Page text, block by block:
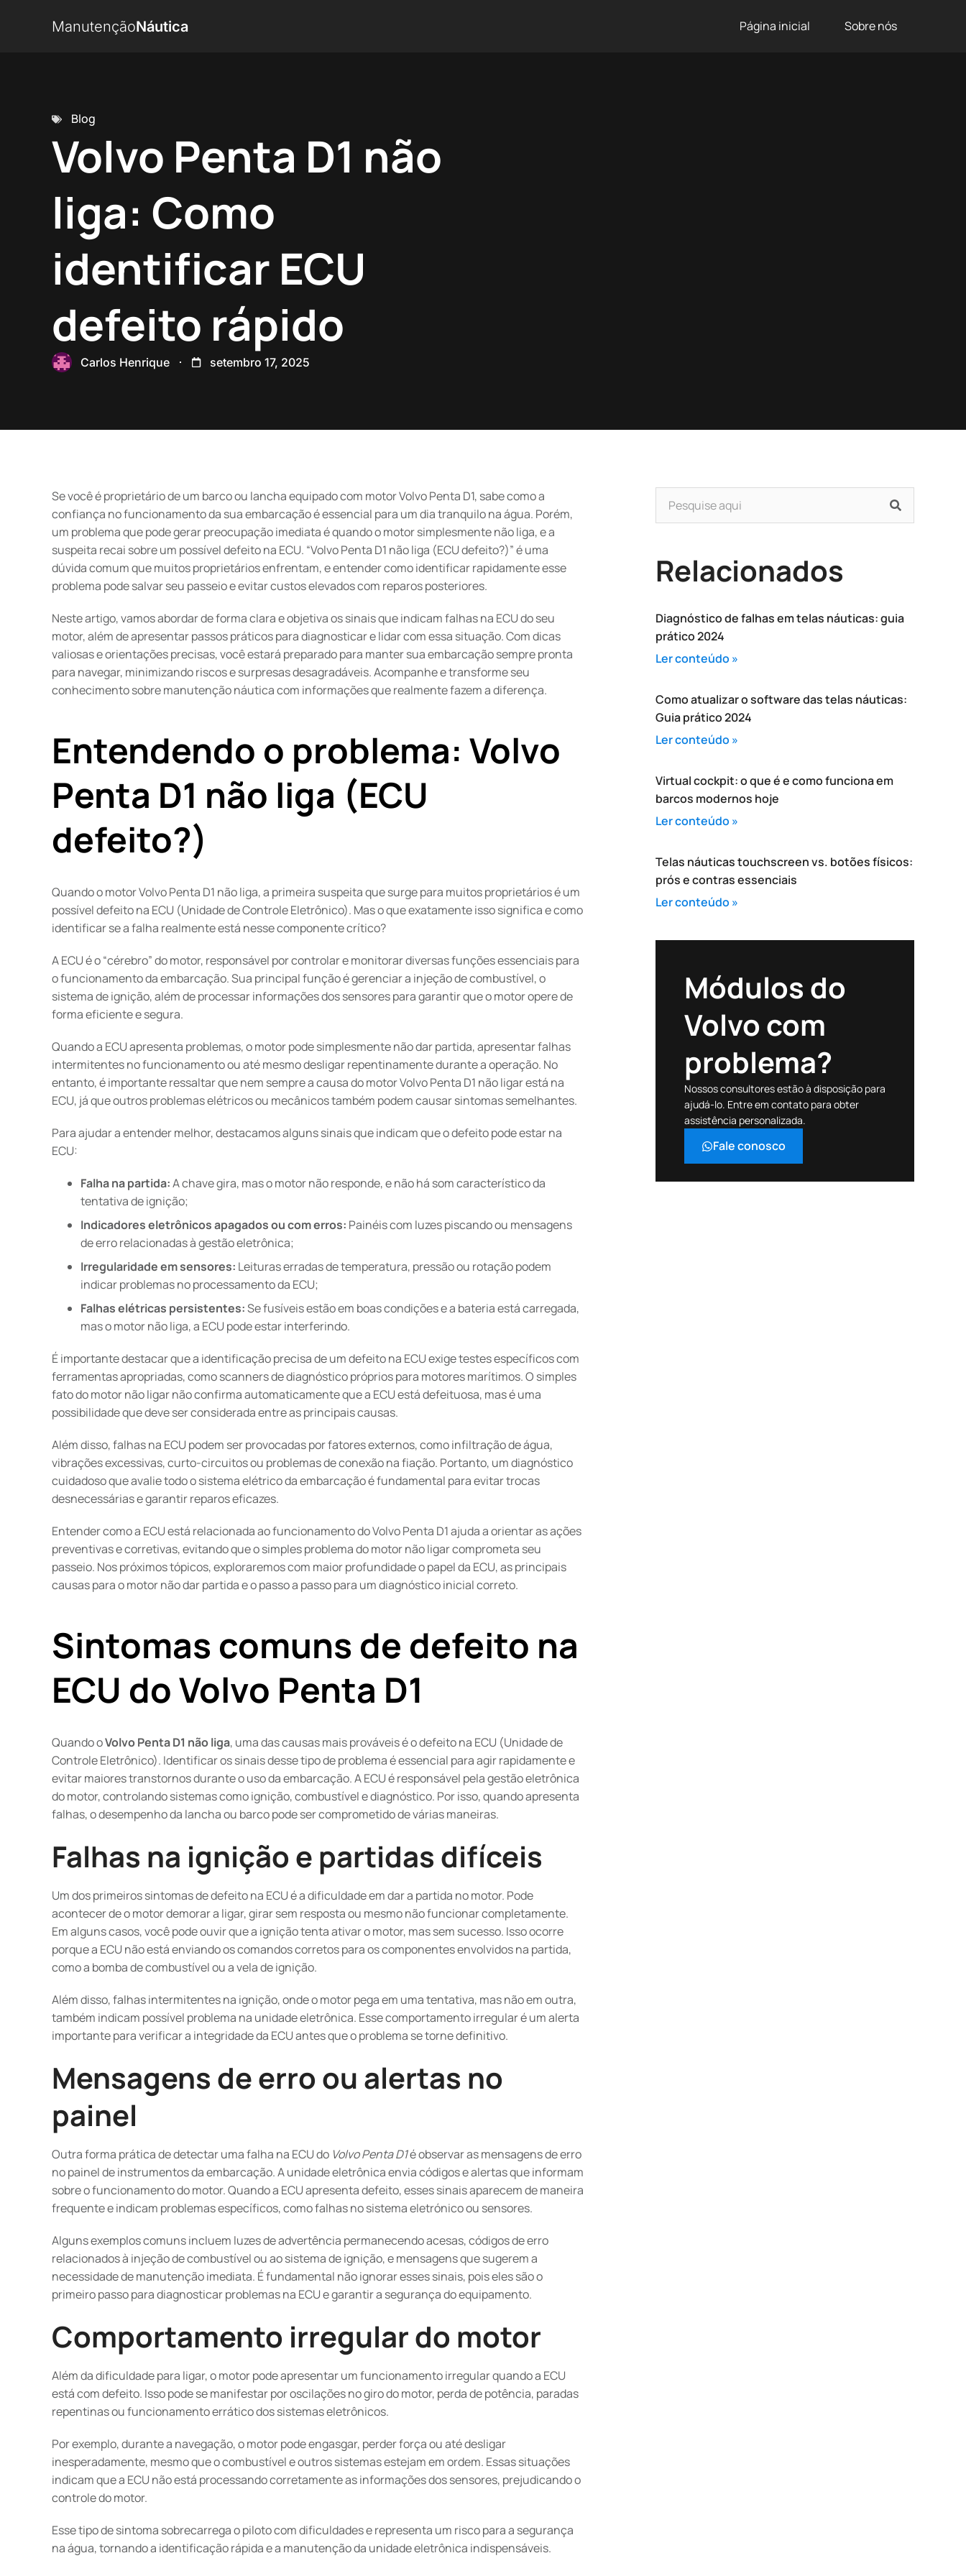
ManutençãoNáutica Página inicial Sobre nós
Blog
Volvo Penta D1 não
liga: Como
identificar ECU
defeito rápido
Carlos Henrique setembro 17, 2025
Se você é proprietário de um barco ou lancha equipado com motor Volvo Penta D1, sabe como a
confiança no funcionamento da sua embarcação é essencial para um dia tranquilo na água. Porém,
um problema que pode gerar preocupação imediata é quando o motor simplesmente não liga, e a
suspeita recai sobre um possível defeito na ECU. “Volvo Penta D1 não liga (ECU defeito?)” é uma
dúvida comum que muitos proprietários enfrentam, e entender como identificar rapidamente esse
problema pode salvar seu passeio e evitar custos elevados com reparos posteriores.
Neste artigo, vamos abordar de forma clara e objetiva os sinais que indicam falhas na ECU do seu
motor, além de apresentar passos práticos para diagnosticar e lidar com essa situação. Com dicas
valiosas e orientações precisas, você estará preparado para manter sua embarcação sempre pronta
para navegar, minimizando riscos e surpresas desagradáveis. Acompanhe e transforme seu
conhecimento sobre manutenção náutica com informações que realmente fazem a diferença.
Entendendo o problema: Volvo
Penta D1 não liga (ECU
defeito?)
Quando o motor Volvo Penta D1 não liga, a primeira suspeita que surge para muitos proprietários é um
possível defeito na ECU (Unidade de Controle Eletrônico). Mas o que exatamente isso significa e como
identificar se a falha realmente está nesse componente crítico?
A ECU é o “cérebro” do motor, responsável por controlar e monitorar diversas funções essenciais para
o funcionamento da embarcação. Sua principal função é gerenciar a injeção de combustível, o
sistema de ignição, além de processar informações dos sensores para garantir que o motor opere de
forma eficiente e segura.
Quando a ECU apresenta problemas, o motor pode simplesmente não dar partida, apresentar falhas
intermitentes no funcionamento ou até mesmo desligar repentinamente durante a operação. No
entanto, é importante ressaltar que nem sempre a causa do motor Volvo Penta D1 não ligar está na
ECU, já que outros problemas elétricos ou mecânicos também podem causar sintomas semelhantes.
Para ajudar a entender melhor, destacamos alguns sinais que indicam que o defeito pode estar na
ECU:
Falha na partida:A chave gira, mas o motor não responde, e não há som característico da
tentativa de ignição;
Indicadores eletrônicos apagados ou com erros: Painéis com luzes piscando ou mensagens
de erro relacionadas à gestão eletrônica;
Irregularidade em sensores: Leituras erradas de temperatura, pressão ou rotação podem
indicar problemas no processamento da ECU;
Falhas elétricas persistentes:Se fusíveis estão em boas condições e a bateria está carregada,
mas o motor não liga, a ECU pode estar interferindo.
É importante destacar que a identificação precisa de um defeito na ECU exige testes específicos com
ferramentas apropriadas, como scanners de diagnóstico próprios para motores marítimos. O simples
fato do motor não ligar não confirma automaticamente que a ECU está defeituosa, mas é uma
possibilidade que deve ser considerada entre as principais causas.
Além disso, falhas na ECU podem ser provocadas por fatores externos, como infiltração de água,
vibrações excessivas, curto-circuitos ou problemas de conexão na fiação. Portanto, um diagnóstico
cuidadoso que avalie todo o sistema elétrico da embarcação é fundamental para evitar trocas
desnecessárias e garantir reparos eficazes.
Entender como a ECU está relacionada ao funcionamento do Volvo Penta D1 ajuda a orientar as ações
preventivas e corretivas, evitando que o simples problema do motor não ligar comprometa seu
passeio. Nos próximos tópicos, exploraremos com maior profundidade o papel da ECU, as principais
causas para o motor não dar partida e o passo a passo para um diagnóstico inicial correto.
Sintomas comuns de defeito na
ECU do Volvo Penta D1
Quando oVolvo Penta D1 não liga, uma das causas mais prováveis é o defeito na ECU (Unidade de
Controle Eletrônico). Identificar os sinais desse tipo de problema é essencial para agir rapidamente e
evitar maiores transtornos durante o uso da embarcação. A ECU é responsável pela gestão eletrônica
do motor, controlando sistemas como ignição, combustível e diagnóstico. Por isso, quando apresenta
falhas, o desempenho da lancha ou barco pode ser comprometido de várias maneiras.
Falhas na ignição e partidas difíceis
Um dos primeiros sintomas de defeito na ECU é a dificuldade em dar a partida no motor. Pode
acontecer de o motor demorar a ligar, girar sem resposta ou mesmo não funcionar completamente.
Em alguns casos, você pode ouvir que a ignição tenta ativar o motor, mas sem sucesso. Isso ocorre
porque a ECU não está enviando os comandos corretos para os componentes envolvidos na partida,
como a bomba de combustível ou a vela de ignição.
Além disso, falhas intermitentes na ignição, onde o motor pega em uma tentativa, mas não em outra,
também indicam possível problema na unidade eletrônica. Esse comportamento irregular é um alerta
importante para verificar a integridade da ECU antes que o problema se torne definitivo.
Mensagens de erro ou alertas no
painel
Outra forma prática de detectar uma falha na ECU do Volvo Penta D1é observar as mensagens de erro
no painel de instrumentos da embarcação. A unidade eletrônica envia códigos e alertas que informam
sobre o funcionamento do motor. Quando a ECU apresenta defeito, esses sinais aparecem de maneira
frequente e indicam problemas específicos, como falhas no sistema eletrónico ou sensores.
Alguns exemplos comuns incluem luzes de advertência permanecendo acesas, códigos de erro
relacionados à injeção de combustível ou ao sistema de ignição, e mensagens que sugerem a
necessidade de manutenção imediata. É fundamental não ignorar esses sinais, pois eles são o
primeiro passo para diagnosticar problemas na ECU e garantir a segurança do equipamento.
Comportamento irregular do motor
Além da dificuldade para ligar, o motor pode apresentar um funcionamento irregular quando a ECU
está com defeito. Isso pode se manifestar por oscilações no giro do motor, perda de potência, paradas
repentinas ou funcionamento errático dos sistemas eletrônicos.
Por exemplo, durante a navegação, o motor pode engasgar, perder força ou até desligar
inesperadamente, mesmo que o combustível e outros sistemas estejam em ordem. Essas situações
indicam que a ECU não está processando corretamente as informações dos sensores, prejudicando o
controle do motor.
Esse tipo de sintoma sobrecarrega o piloto com dificuldades e representa um risco para a segurança
na água, tornando a identificação rápida e a manutenção da unidade eletrônica indispensáveis.
Relacionados
Diagnóstico de falhas em telas náuticas: guia
prático 2024
Ler conteúdo »
Como atualizar o software das telas náuticas:
Guia prático 2024
Ler conteúdo »
Virtual cockpit: o que é e como funciona em
barcos modernos hoje
Ler conteúdo »
Telas náuticas touchscreen vs. botões físicos:
prós e contras essenciais
Ler conteúdo »
Módulos do
Volvo com
problema?
Nossos consultores estão à disposição para
ajudá-lo. Entre em contato para obter
assistência personalizada.
Fale conosco